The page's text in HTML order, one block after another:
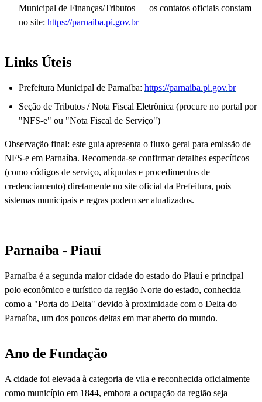
Municipal de Finanças/Tributos — os contatos oficiais constam
no site: https://parnaiba.pi.gov.br
Links Úteis
Prefeitura Municipal de Parnaíba: https://parnaiba.pi.gov.br
Seção de Tributos / Nota Fiscal Eletrônica (procure no portal por
"NFS-e" ou "Nota Fiscal de Serviço")
Observação final: este guia apresenta o fluxo geral para emissão de
NFS-e em Parnaíba. Recomenda-se confirmar detalhes específicos
(como códigos de serviço, alíquotas e procedimentos de
credenciamento) diretamente no site oficial da Prefeitura, pois
sistemas municipais e regras podem ser atualizados.
Parnaíba - Piauí
Parnaíba é a segunda maior cidade do estado do Piauí e principal
polo econômico e turístico da região Norte do estado, conhecida
como a "Porta do Delta" devido à proximidade com o Delta do
Parnaíba, um dos poucos deltas em mar aberto do mundo.
Ano de Fundação
A cidade foi elevada à categoria de vila e reconhecida oficialmente
como município em 1844, embora a ocupação da região seja